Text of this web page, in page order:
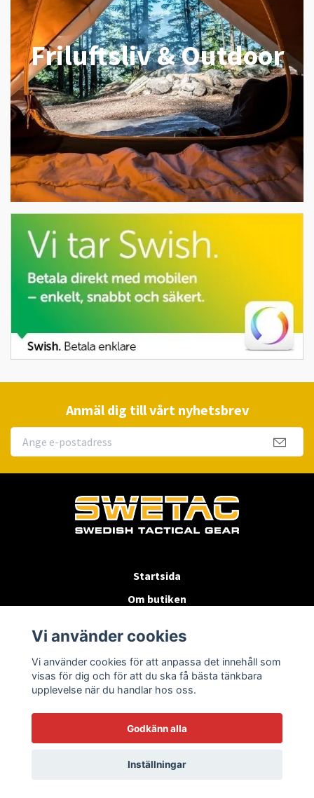
Friluftsliv & Outdoor
Anmäl dig till vårt nyhetsbrev
Startsida
Om butiken
Byten & Returer
Kontakta oss
Vi använder cookies
Vi använder cookies för att anpassa det innehåll som
visas för dig och för att du ska få bästa tänkbara
upplevelse när du handlar hos oss.
Godkänn alla
Inställningar